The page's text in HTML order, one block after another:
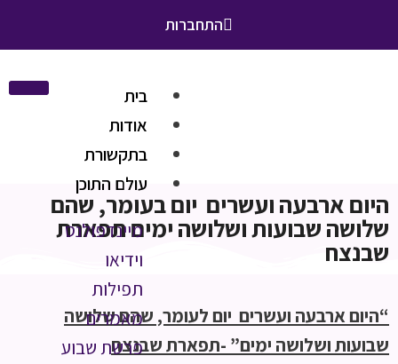
התחברות
בית
אודות
בתקשורת
עולם התוכן
מיינדפולנס
וידיאו
תפילות
מאמרים
פרשת שבוע
היום ארבעה ועשרים יום בעומר, שהם
שלושה שבועות ושלושה ימים תפארת
שבנצח
“היום ארבעה ועשרים יום לעומר, שהם שלושה
שבועות ושלושה ימים” -תפארת שבנצח